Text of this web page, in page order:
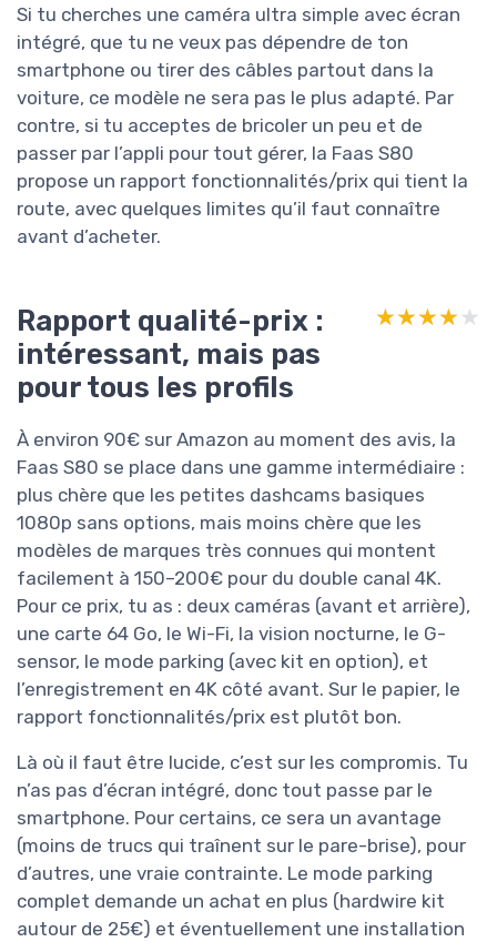
Si tu cherches une caméra ultra simple avec écran
intégré, que tu ne veux pas dépendre de ton
smartphone ou tirer des câbles partout dans la
voiture, ce modèle ne sera pas le plus adapté. Par
contre, si tu acceptes de bricoler un peu et de
passer par l’appli pour tout gérer, la Faas S80
propose un rapport fonctionnalités/prix qui tient la
route, avec quelques limites qu’il faut connaître
avant d’acheter.
Rapport qualité-prix :
intéressant, mais pas
pour tous les profils
★★★★★
★★★★★
À environ 90€ sur Amazon au moment des avis, la
Faas S80 se place dans une gamme intermédiaire :
plus chère que les petites dashcams basiques
1080p sans options, mais moins chère que les
modèles de marques très connues qui montent
facilement à 150–200€ pour du double canal 4K.
Pour ce prix, tu as : deux caméras (avant et arrière),
une carte 64 Go, le Wi-Fi, la vision nocturne, le G-
sensor, le mode parking (avec kit en option), et
l’enregistrement en 4K côté avant. Sur le papier, le
rapport fonctionnalités/prix est plutôt bon.
Là où il faut être lucide, c’est sur les compromis. Tu
n’as pas d’écran intégré, donc tout passe par le
smartphone. Pour certains, ce sera un avantage
(moins de trucs qui traînent sur le pare-brise), pour
d’autres, une vraie contrainte. Le mode parking
complet demande un achat en plus (hardwire kit
autour de 25€) et éventuellement une installation